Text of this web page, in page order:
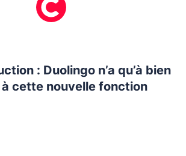
: Duolingo n’a qu’à bien
cette nouvelle fonction